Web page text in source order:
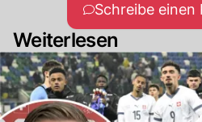
Schreibe einen
Weiterlesen